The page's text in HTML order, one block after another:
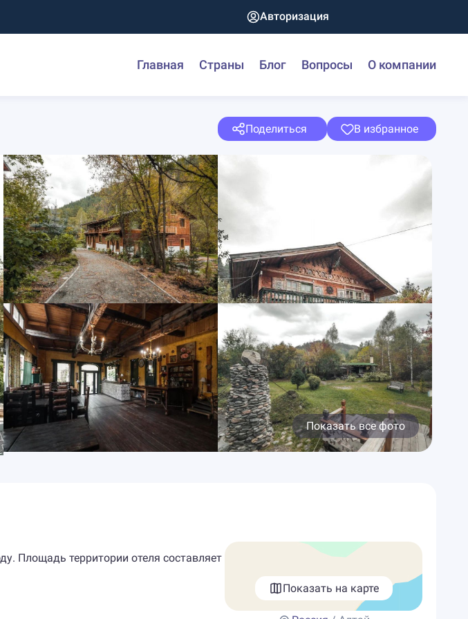
Авторизация
Главная Страны Блог Вопросы О компании
Поделиться В избранное
Показать все фото
Площадь территории отеля составляет
Показать на карте